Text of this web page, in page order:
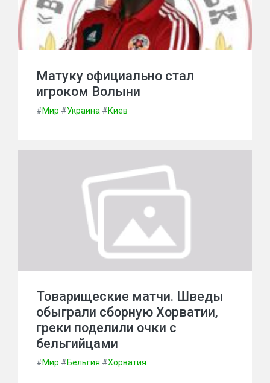
Матуку официально стал
игроком Волыни
#Мир #Украина #Киев
Товарищеские матчи. Шведы
обыграли сборную Хорватии,
греки поделили очки с
бельгийцами
#Мир #Бельгия #Хорватия